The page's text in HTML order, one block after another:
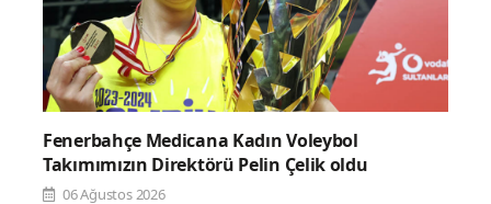
Fenerbahçe Medicana Kadın Voleybol
Takımımızın Direktörü Pelin Çelik oldu
06 Ağustos 2026